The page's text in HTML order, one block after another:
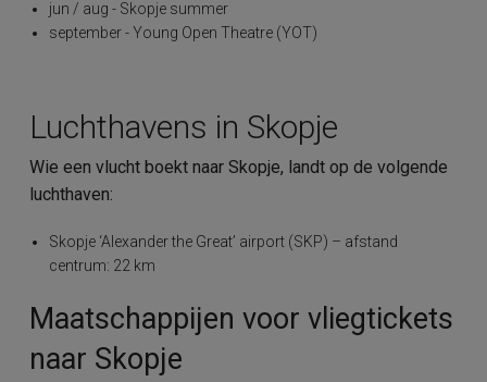
jun / aug - Skopje summer
september - Young Open Theatre (YOT)
Luchthavens in Skopje
Wie een vlucht boekt naar Skopje, landt op de volgende
luchthaven:
Skopje ‘Alexander the Great’ airport (SKP) – afstand
centrum: 22 km
Maatschappijen voor vliegtickets
naar Skopje